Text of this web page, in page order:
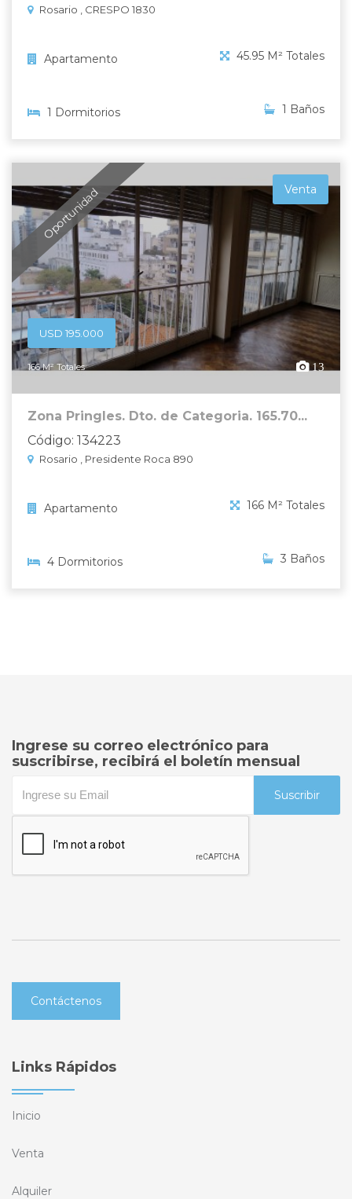
Rosario , CRESPO 1830
Apartamento 45.95 M² Totales
1 Dormitorios 1 Baños
Oportunidad Venta
USD 195.000
166 M² Totales 13
Zona Pringles. Dto. de Categoria. 165.70...
Código: 134223
Rosario , Presidente Roca 890
Apartamento 166 M² Totales
4 Dormitorios 3 Baños
Ingrese su correo electrónico para
suscribirse, recibirá el boletín mensual
Suscribir
Contáctenos
Links Rápidos
Inicio
Venta
Alquiler